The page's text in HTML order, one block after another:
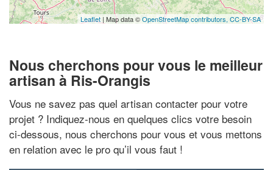
Leaflet | Map data ©OpenStreetMap contributors, CC-BY-SA
Nous cherchons pour vous le meilleur
artisan à Ris-Orangis
Vous ne savez pas quel artisan contacter pour votre
projet ? Indiquez-nous en quelques clics votre besoin
ci-dessous, nous cherchons pour vous et vous mettons
en relation avec le pro qu’il vous faut !